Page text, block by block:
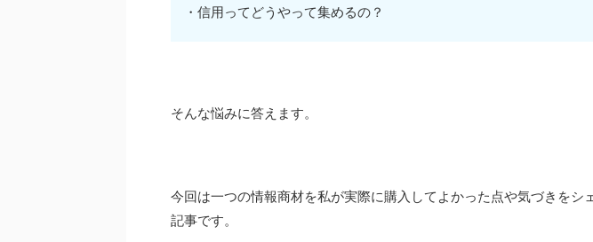
・信用ってどうやって集めるの？
そんな悩みに答えます。
今回は一つの情報商材を私が実際に購入してよかった点や気づきをシ
記事です。